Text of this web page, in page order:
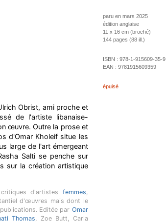
Obrist, ami proche et
de l'artiste libanaise-
œuvre. Outre la prose et
d'Omar Kholeif situe les
large de l'art émergeant
Salti se penche sur
sur la création artistique
d'artistes femmes,
d'œuvres mais dont le
Editée par Omar
Thomas, Zoe Butt, Carla
paru en mars 2025
édition anglaise
11 x 16 cm (broché)
144 pages (88 ill.)
ISBN : 978-1-915609-35-9
EAN : 9781915609359
épuisé